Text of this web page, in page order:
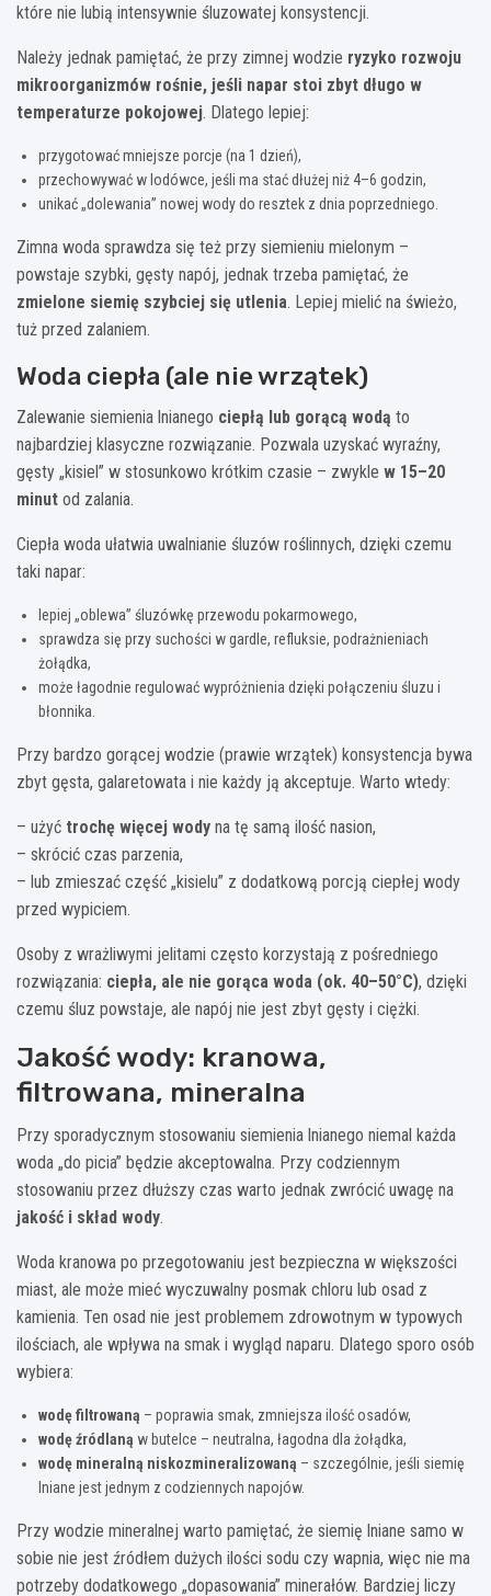
które nie lubią intensywnie śluzowatej konsystencji.
Należy jednak pamiętać, że przy zimnej wodzie ryzyko rozwoju
mikroorganizmów rośnie, jeśli napar stoi zbyt długo w
temperaturze pokojowej. Dlatego lepiej:
przygotować mniejsze porcje (na 1 dzień),
przechowywać w lodówce, jeśli ma stać dłużej niż 4–6 godzin,
unikać „dolewania” nowej wody do resztek z dnia poprzedniego.
Zimna woda sprawdza się też przy siemieniu mielonym –
powstaje szybki, gęsty napój, jednak trzeba pamiętać, że
zmielone siemię szybciej się utlenia. Lepiej mielić na świeżo,
tuż przed zalaniem.
Woda ciepła (ale nie wrzątek)
Zalewanie siemienia lnianego ciepłą lub gorącą wodą to
najbardziej klasyczne rozwiązanie. Pozwala uzyskać wyraźny,
gęsty „kisiel” w stosunkowo krótkim czasie – zwykle w 15–20
minut od zalania.
Ciepła woda ułatwia uwalnianie śluzów roślinnych, dzięki czemu
taki napar:
lepiej „oblewa” śluzówkę przewodu pokarmowego,
sprawdza się przy suchości w gardle, refluksie, podrażnieniach
żołądka,
może łagodnie regulować wypróżnienia dzięki połączeniu śluzu i
błonnika.
Przy bardzo gorącej wodzie (prawie wrzątek) konsystencja bywa
zbyt gęsta, galaretowata i nie każdy ją akceptuje. Warto wtedy:
– użyć trochę więcej wody na tę samą ilość nasion,
– skrócić czas parzenia,
– lub zmieszać część „kisielu” z dodatkową porcją ciepłej wody
przed wypiciem.
Osoby z wrażliwymi jelitami często korzystają z pośredniego
rozwiązania: ciepła, ale nie gorąca woda (ok. 40–50°C), dzięki
czemu śluz powstaje, ale napój nie jest zbyt gęsty i ciężki.
Jakość wody: kranowa,
filtrowana, mineralna
Przy sporadycznym stosowaniu siemienia lnianego niemal każda
woda „do picia” będzie akceptowalna. Przy codziennym
stosowaniu przez dłuższy czas warto jednak zwrócić uwagę na
jakość i skład wody.
Woda kranowa po przegotowaniu jest bezpieczna w większości
miast, ale może mieć wyczuwalny posmak chloru lub osad z
kamienia. Ten osad nie jest problemem zdrowotnym w typowych
ilościach, ale wpływa na smak i wygląd naparu. Dlatego sporo osób
wybiera:
wodę filtrowaną – poprawia smak, zmniejsza ilość osadów,
wodę źródlaną w butelce – neutralna, łagodna dla żołądka,
wodę mineralną niskozmineralizowaną – szczególnie, jeśli siemię
lniane jest jednym z codziennych napojów.
Przy wodzie mineralnej warto pamiętać, że siemię lniane samo w
sobie nie jest źródłem dużych ilości sodu czy wapnia, więc nie ma
potrzeby dodatkowego „dopasowania” minerałów. Bardziej liczy